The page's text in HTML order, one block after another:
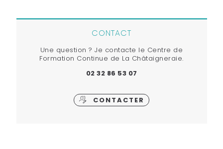
CONTACT
Une question ? Je contacte le Centre de
Formation Continue de La Châtaigneraie.
02 32 86 53 07
CONTACTER